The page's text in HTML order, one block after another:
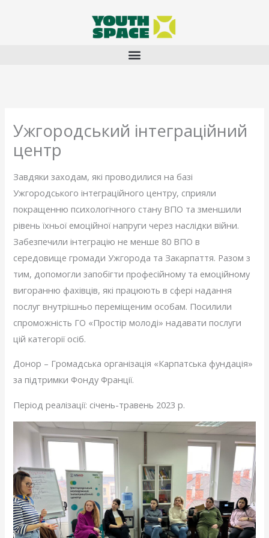
Ужгородський інтеграційний
центр
Завдяки заходам, які проводилися на базі
Ужгородського інтеграційного центру, сприяли
покращенню психологічного стану ВПО та зменшили
рівень їхньої емоційної напруги через наслідки війни.
Забезпечили інтеграцію не менше 80 ВПО в
середовище громади Ужгорода та Закарпаття. Разом з
тим, допомогли запобігти професійному та емоційному
вигоранню фахівців, які працюють в сфері надання
послуг внутрішньо переміщеним особам. Посилили
спроможність ГО «Простір молоді» надавати послуги
цій категорії осіб.
Донор – Громадська організація «Карпатська фундація»
за підтримки Фонду Франції.
Період реалізації: січень-травень 2023 р.